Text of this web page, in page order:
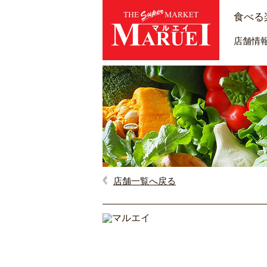
食べる
店舗情
店舗一覧へ戻る